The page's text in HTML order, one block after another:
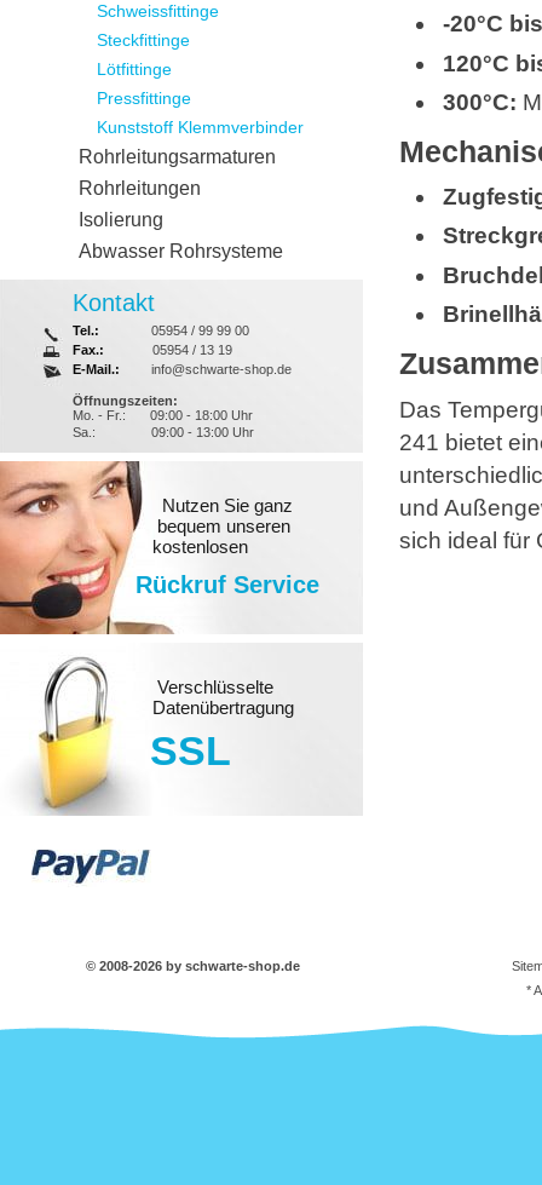
-20°C
120°C
300°C:
Das
241 bietet
und
sich ideal für
Schweissfittinge
Steckfittinge
Lötfittinge
Pressfittinge
Kunststoff Klemmverbinder
Rohrleitungsarmaturen
Rohrleitungen
Isolierung
Abwasser Rohrsysteme
Kontakt
Tel.:
05954 / 99 99 00
Fax.:
05954 / 13 19
E-Mail.:
info@schwarte-shop.de
Öffnungszeiten:
Mo. - Fr.:
09:00 - 18:00 Uhr
Sa.:
09:00 - 13:00 Uhr
Nutzen Sie ganz
bequem unseren
kostenlosen
Rückruf Service
Verschlüsselte
Datenübertragung
SSL
© 2008-2026 by schwarte-shop.de
*